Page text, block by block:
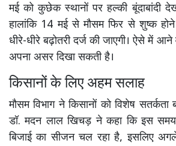
मई को कुछेक स्थानों पर हल्की बूंदाबांदी
हालांकि 14 मई से मौसम फिर से शुष्क
धीरे-धीरे बढ़ोतरी दर्ज की जाएगी। ऐसे में आने
अपना असर दिखा सकती है।
किसानों के लिए अहम सलाह
मौसम विभाग ने किसानों को विशेष
डॉ. मदन लाल खिचड़ ने कहा कि इस
बिजाई का सीजन चल रहा है, इसलिए